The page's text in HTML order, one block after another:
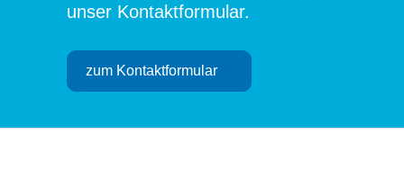
unser Kontaktformular.
zum Kontaktformular